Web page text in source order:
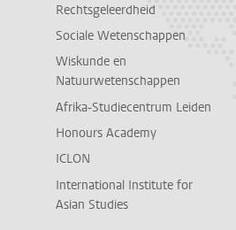
Rechtsgeleerdheid
Sociale Wetenschappen
Wiskunde en
Natuurwetenschappen
Afrika-Studiecentrum Leiden
Honours Academy
ICLON
International Institute for
Asian Studies